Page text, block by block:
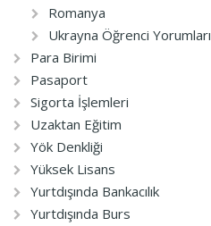
Romanya
Ukrayna Öğrenci Yorumları
Para Birimi
Pasaport
Sigorta İşlemleri
Uzaktan Eğitim
Yök Denkliği
Yüksek Lisans
Yurtdışında Bankacılık
Yurtdışında Burs